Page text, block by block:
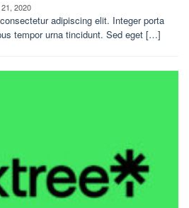
2020
adipiscing elit. Integer porta
tempor urna tincidunt. Sed eget […]